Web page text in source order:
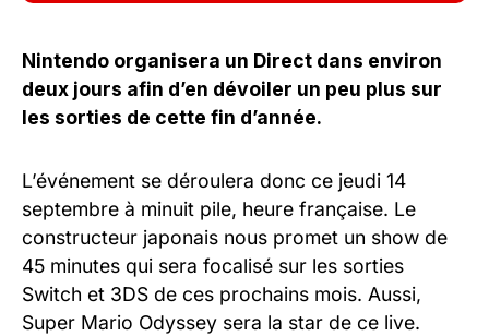
Nintendo organisera un Direct dans environ
deux jours afin d’en dévoiler un peu plus sur
les sorties de cette fin d’année.
L’événement se déroulera donc ce jeudi 14
septembre à minuit pile, heure française. Le
constructeur japonais nous promet un show de
45 minutes qui sera focalisé sur les sorties
Switch et 3DS de ces prochains mois. Aussi,
Super Mario Odyssey sera la star de ce live.